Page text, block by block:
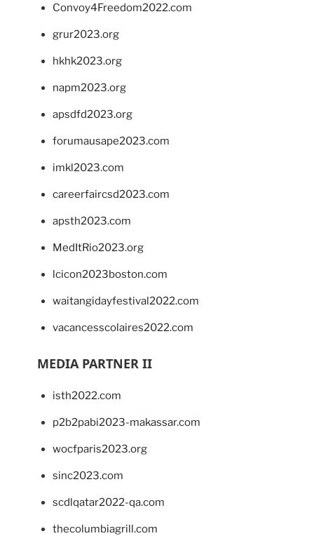
Convoy4Freedom2022.com
grur2023.org
hkhk2023.org
napm2023.org
apsdfd2023.org
forumausape2023.com
imkl2023.com
careerfaircsd2023.com
apsth2023.com
MedItRio2023.org
lcicon2023boston.com
waitangidayfestival2022.com
vacancesscolaires2022.com
MEDIA PARTNER II
isth2022.com
p2b2pabi2023-makassar.com
wocfparis2023.org
sinc2023.com
scdlqatar2022-qa.com
thecolumbiagrill.com